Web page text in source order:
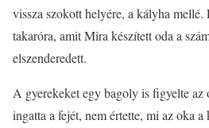
vissza szokott helyére, a kályha mellé.
takaróra, amit Mira készített oda a
elszenderedett.
A gyerekeket egy bagoly is figyelte az
ingatta a fejét, nem értette, mi az oka